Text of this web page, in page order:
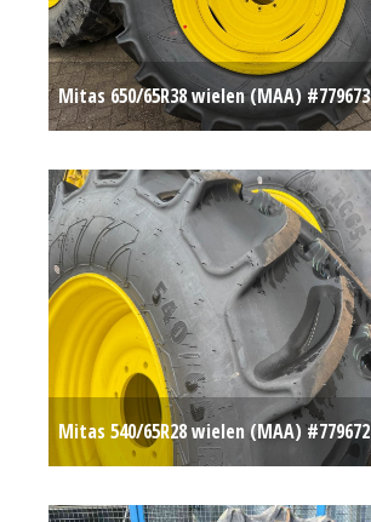
Mitas 650/65R38 wielen (MAA) #779673
Mitas 540/65R28 wielen (MAA) #779672